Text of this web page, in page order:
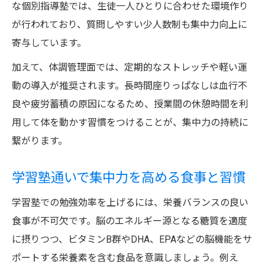
な個別指導塾では、生徒一人ひとりに合わせた環境作り
が行われており、質問しやすい少人数制も集中力向上に
寄与しています。
加えて、体調管理面では、定期的なストレッチや軽い運
動の導入が推奨されます。長時間座りっぱなしは血行不
良や疲労蓄積の原因になるため、授業間の休憩時間を利
用して体を動かす習慣をつけることが、集中力の持続に
繋がります。
学習塾通いで集中力を高める食事と習慣
学習塾での勉強効率を上げるには、栄養バランスの良い
食事が不可欠です。脳のエネルギー源となる糖質を適度
に摂りつつ、ビタミンB群やDHA、EPAなどの脳機能をサ
ポートする栄養素を含む食品を意識しましょう。例え